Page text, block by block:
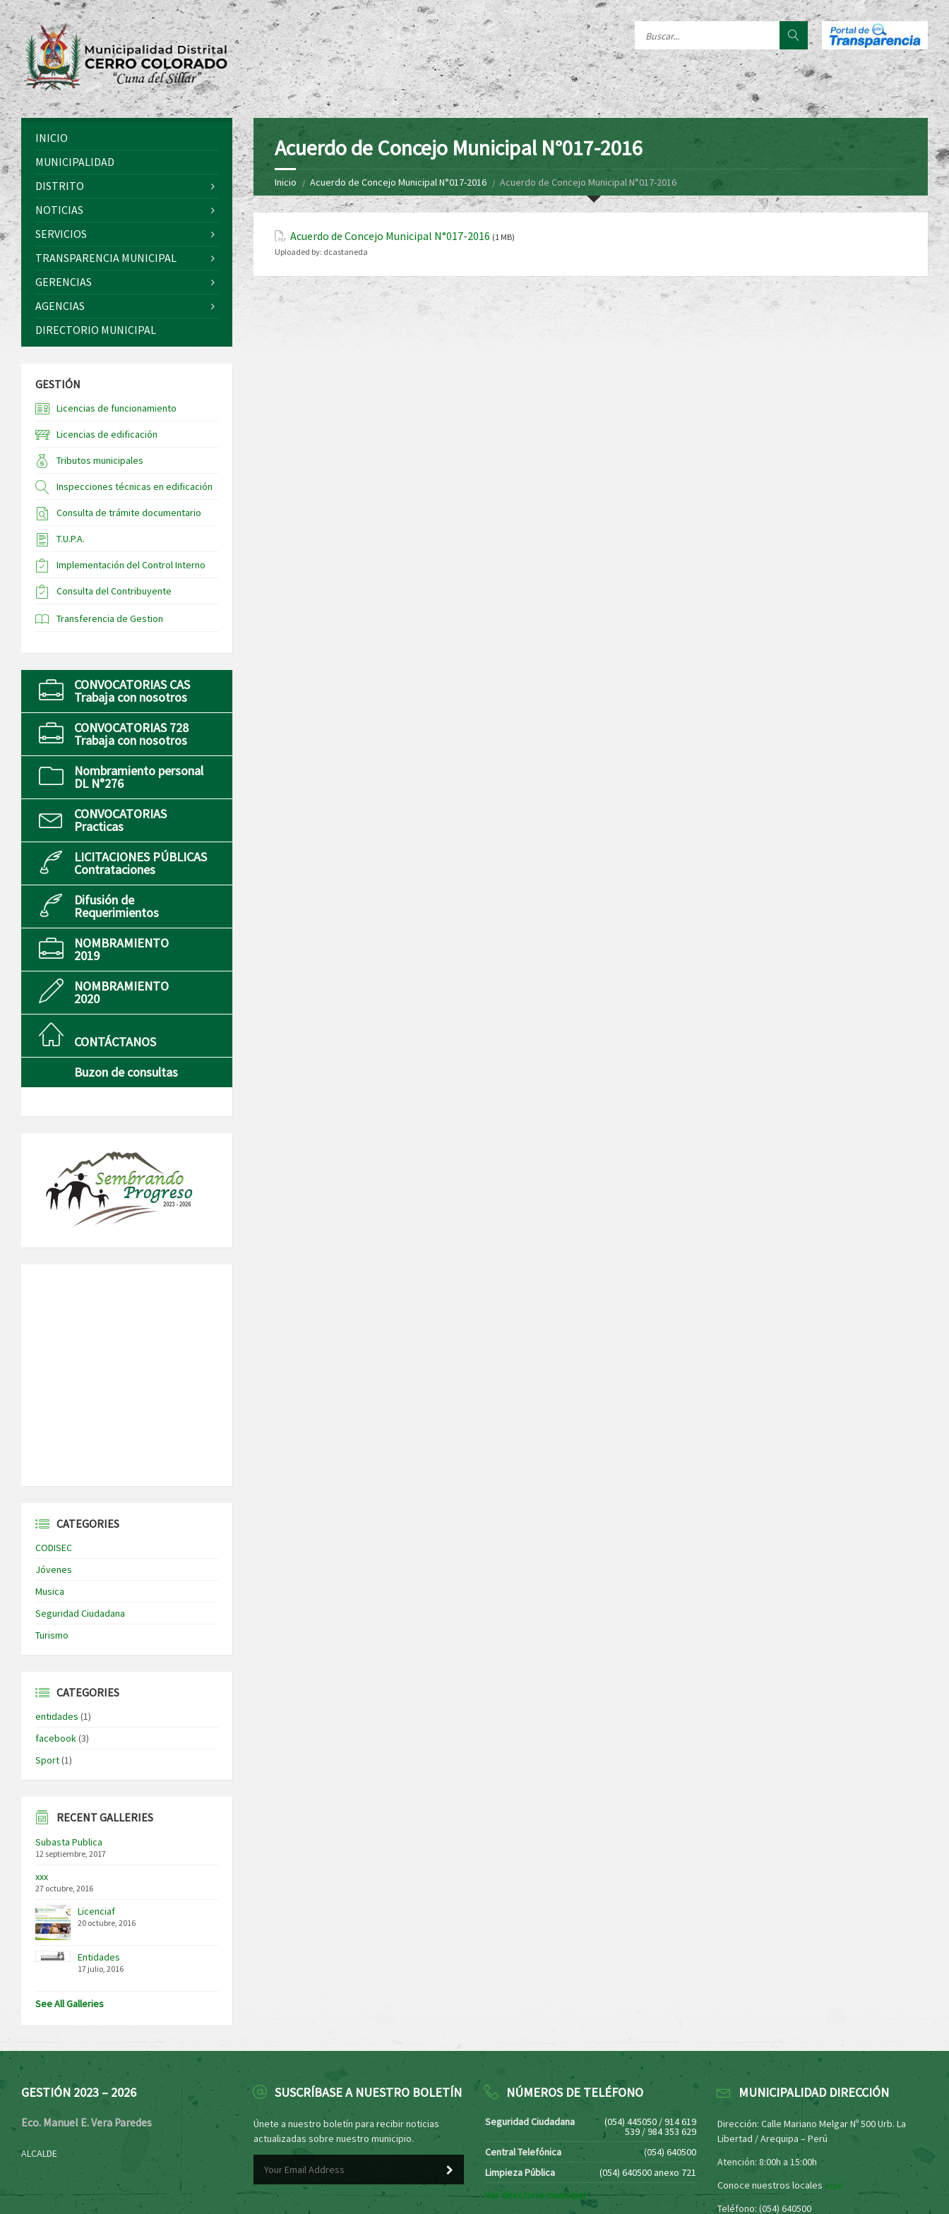
Acuerdo de Concejo Municipal N°017-2016
Inicio Acuerdo de Concejo Municipal N°017-2016 Acuerdo de Concejo Municipal N°017-2016
Acuerdo de Concejo Municipal N°017-2016 (1 MB)
Uploaded by: dcastaneda
INICIO
MUNICIPALIDAD
DISTRITO
NOTICIAS
SERVICIOS
TRANSPARENCIA MUNICIPAL
GERENCIAS
AGENCIAS
DIRECTORIO MUNICIPAL
GESTIÓN
Licencias de funcionamiento
Licencias de edificación
Tributos municipales
Inspecciones técnicas en edificación
Consulta de trámite documentario
T.U.P.A.
Implementación del Control Interno
Consulta del Contribuyente
Transferencia de Gestion
CONVOCATORIAS CAS
Trabaja con nosotros
CONVOCATORIAS 728
Trabaja con nosotros
Nombramiento personal
DL N°276
CONVOCATORIAS
Practicas
LICITACIONES PÚBLICAS
Contrataciones
Difusión de
Requerimientos
NOMBRAMIENTO
2019
NOMBRAMIENTO
2020
CONTÁCTANOS
Buzon de consultas
CATEGORIES
CODISEC
Jóvenes
Musica
Seguridad Ciudadana
Turismo
CATEGORIES
entidades (1)
facebook(3)
Sport(1)
RECENT GALLERIES
Subasta Publica
12 septiembre, 2017
xxx
27 octubre, 2016
Licenciaf
20 octubre, 2016
Entidades
17 julio, 2016
See All Galleries
GESTIÓN 2023 – 2026
Eco. Manuel E. Vera Paredes
ALCALDE
SUSCRÍBASE A NUESTRO BOLETÍN
Únete a nuestro boletín para recibir noticias
actualizadas sobre nuestro municipio.
NÚMEROS DE TELÉFONO
Seguridad Ciudadana (054) 445050 / 914 619
539 / 984 353 629
Central Telefónica
(054) 640500
Limpieza Pública
(054) 640500 anexo 721
Ver directorio municipal
MUNICIPALIDAD DIRECCIÓN
Dirección: Calle Mariano Melgar Nº 500 Urb. La
Libertad / Arequipa – Perú
Atención: 8:00h a 15:00h
Conoce nuestros locales aquí
Teléfono: (054) 640500